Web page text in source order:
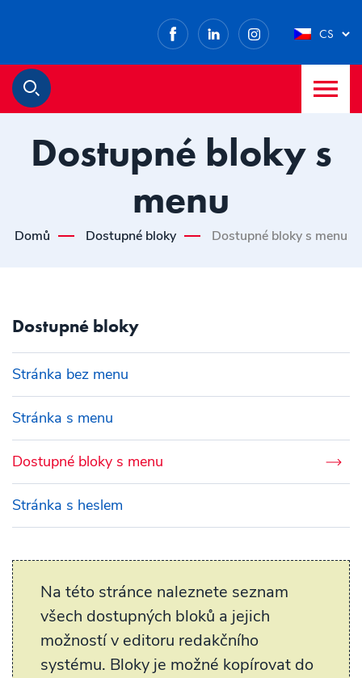
Facebook
LinkedInInstagram
CS
Dostupné bloky s
menu
Domů Dostupné bloky Dostupné bloky s menu
Dostupné bloky
Stránka bez menu
Stránka s menu
Dostupné bloky s menu
Stránka s heslem
Na této stránce naleznete seznam
všech dostupných bloků a jejich
možností v editoru redakčního
systému. Bloky je možné kopírovat do